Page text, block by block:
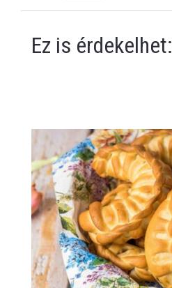
Ez is érdekelhet: